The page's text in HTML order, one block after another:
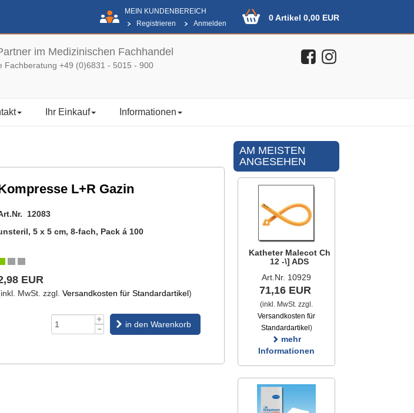
MEIN KUNDENBEREICH
Registrieren
Anmelden
0 Artikel 0,00 EUR
im Medizinischen Fachhandel
Fachberatung +49 (0)6831 - 5015 - 900
Ihr Einkauf Informationen
L+R Gazin
12083
5 x 5 cm, 8-fach, Pack á 100
EUR
MwSt. zzgl. Versandkosten für Standardartikel)
in den Warenkorb
AM MEISTEN
ANGESEHEN
Katheter Malecot Ch
12 -\] ADS
Art.Nr. 10929
71,16 EUR
(inkl. MwSt. zzgl.
Versandkosten für
Standardartikel )
mehr
Informationen